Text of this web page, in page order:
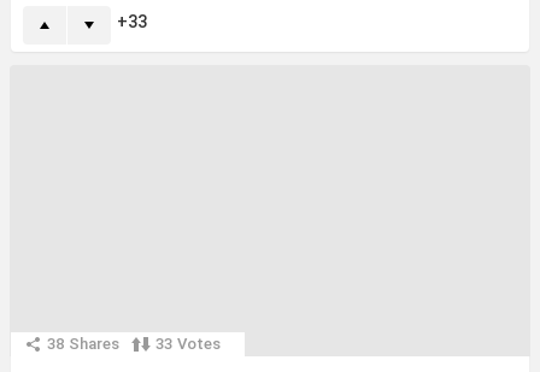
33
38 Shares 33 Votes